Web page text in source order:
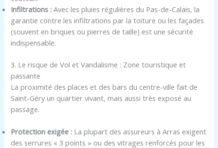
Infiltrations : Avec les pluies régulières du Pas-de-Calais, la
garantie contre les infiltrations par la toiture ou les façades
(souvent en briques ou pierres de taille) est une sécurité
indispensable.
3. Le risque de Vol et Vandalisme : Zone touristique et
passante
La proximité des places et des bars du centre-ville fait de
Saint-Géry un quartier vivant, mais aussi très exposé au
passage.
Protection exigée : La plupart des assureurs à Arras exigent
des serrures « 3 points » ou des vitrages renforcés pour les